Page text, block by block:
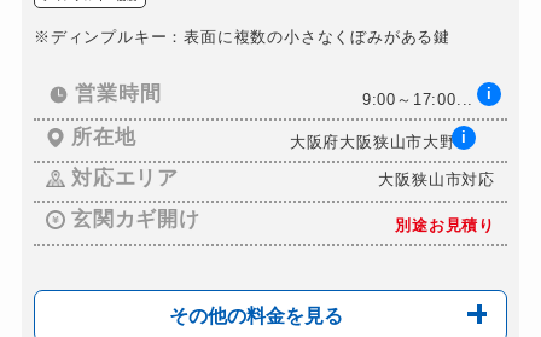
ロッカーカギ開け 別途お見積り
ドアノブカギ開け 別途お見積り
ドアノブカギ作成 別途お見積り
ドアノブカギ交換 別途お見積り
※ディンプルキー：表面に複数の小さなくぼみがある鍵
営業時間 9:00～17:00... i
所在地 大阪府大阪狭山市大野...
i
対応エリア 大阪狭山市対応
玄関カギ開け 別途お見積り
その他の料金を見る